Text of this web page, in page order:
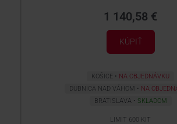
1 140,58 €
KÚPIŤ
KOŠICE
NA OBJEDNÁVKU
DUBNICA NAD VÁHOM
NA
BRATISLAVA
SKLADOM
LIMIT 600 KIT